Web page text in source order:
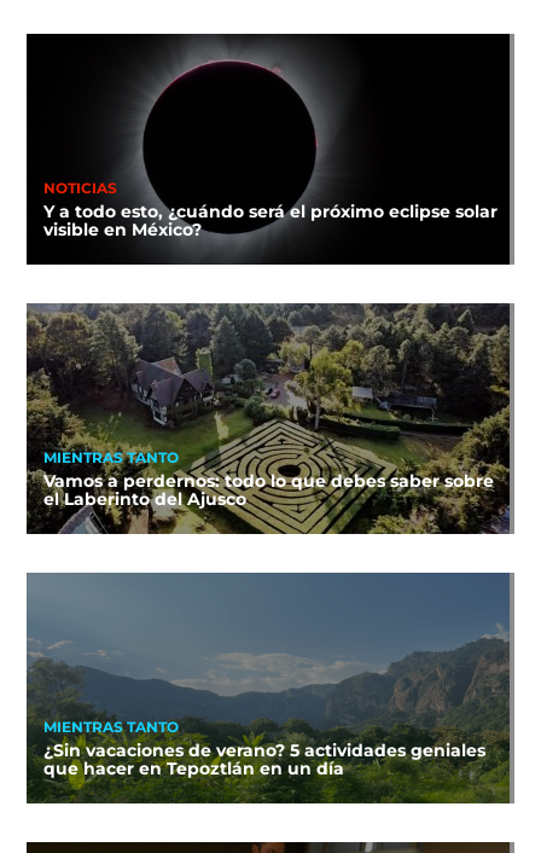
NOTICIAS
Y a todo esto, ¿cuándo será el próximo eclipse solar
visible en México?
MIENTRAS TANTO
Vamos a perdernos: todo lo que debes saber sobre
el Laberinto del Ajusco
MIENTRAS TANTO
¿Sin vacaciones de verano? 5 actividades geniales
que hacer en Tepoztlán en un día